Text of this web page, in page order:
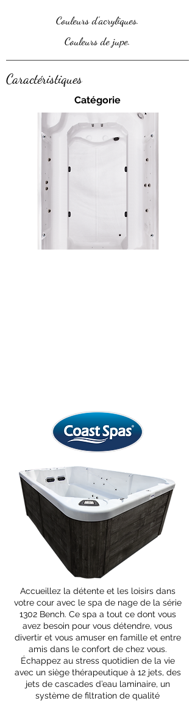
Couleurs d'acryliques.
Couleurs de jupe.
Caractéristiques
Catégorie
Accueillez la détente et les loisirs dans
votre cour avec le spa de nage de la série
1302 Bench. Ce spa a tout ce dont vous
avez besoin pour vous détendre, vous
divertir et vous amuser en famille et entre
amis dans le confort de chez vous.
Échappez au stress quotidien de la vie
avec un siège thérapeutique à 12 jets, des
jets de cascades d’eau laminaire, un
système de filtration de qualité